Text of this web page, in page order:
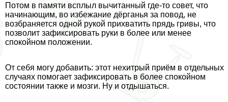
Потом в памяти всплыл вычитанный где-то совет, что
начинающим, во избежание дёрганья за повод, не
возбраняется одной рукой прихватить прядь гривы, что
позволит зафиксировать руки в более или менее
спокойном положении.
От себя могу добавить: этот нехитрый приём в отдельных
случаях помогает зафиксировать в более спокойном
состоянии также и мозги. Ну и отдышаться.